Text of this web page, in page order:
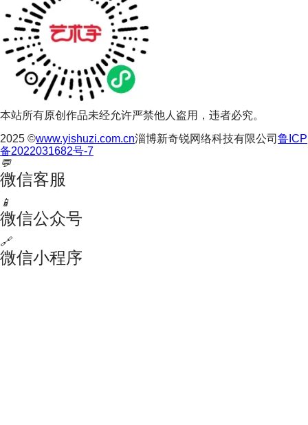
本站所有原创作品未经允许严禁他人盗用，违者必究。
2025 ©www.yishuzi.com.cn淄博新奇锐网络科技有限公司 鲁ICP
备2022031682号-7
💬
微信客服
📱
微信公众号
🔗
微信小程序